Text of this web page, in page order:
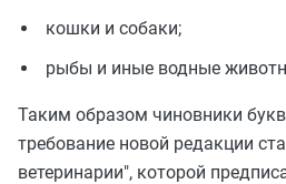
кошки и собаки;
рыбы и иные водные
Таким образом чиновники
требование новой редакции
ветеринарии", которой